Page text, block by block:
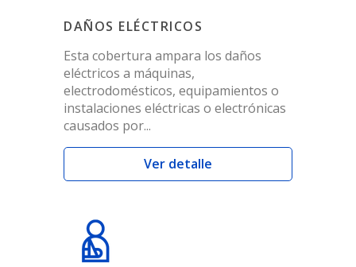
DAÑOS ELÉCTRICOS
Esta cobertura ampara los daños
eléctricos a máquinas,
electrodomésticos, equipamientos o
instalaciones eléctricas o electrónicas
causados por...
Ver detalle